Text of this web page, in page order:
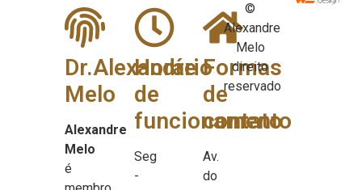
Dr.Alexandre
Melo
Alexandre
Melo
é
Horário
de
funcionamento
Seg
-
Formas
de
contato
Av.
do
©
Alexandre
Melo
direito
reservado